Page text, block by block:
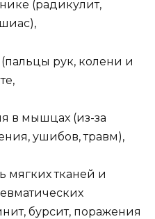
(радикулит,
(пальцы рук, колени и
в мышцах (из-за
ушибов, травм),
мягких тканей и
бурсит, поражения